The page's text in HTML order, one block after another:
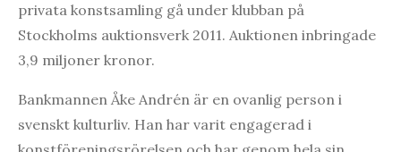
privata konstsamling gå under klubban på
Stockholms auktionsverk 2011. Auktionen inbringade
3,9 miljoner kronor.
Bankmannen Åke Andrén är en ovanlig person i
svenskt kulturliv. Han har varit engagerad i